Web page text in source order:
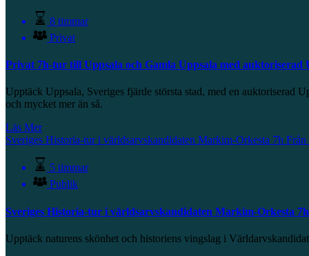
8 timmar
Privat
Privat 7h-tur till Uppsala och Gamla Uppsala med auktoriserad
Upptäck Uppsala, Sveriges fjärde största stad, med en auktoriserad
och mycket mer än så.
Läs Mer
Sveriges Historia-tur i världsarvskandidaten Markim-Orkesta 7h Från
5 timmar
Publik
Sveriges Historia-tur i världsarvskandidaten Markim-Orkesta 7h
Upptäck naturens skönhet och historiens vingslag i